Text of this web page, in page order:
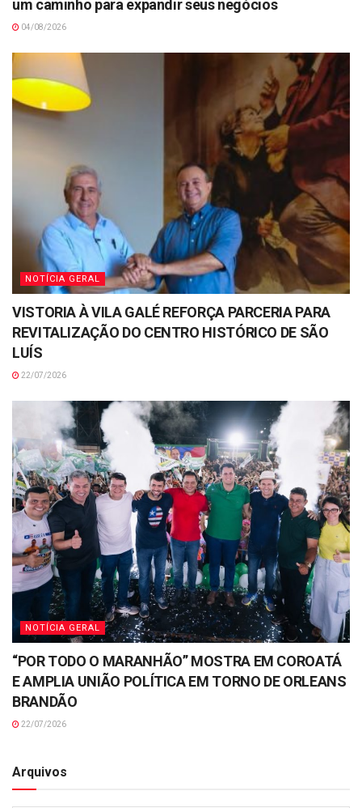
um caminho para expandir seus negócios
04/08/2026
NOTÍCIA GERAL
VISTORIA À VILA GALÉ REFORÇA PARCERIA PARA
REVITALIZAÇÃO DO CENTRO HISTÓRICO DE SÃO
LUÍS
22/07/2026
NOTÍCIA GERAL
“POR TODO O MARANHÃO” MOSTRA EM COROATÁ
E AMPLIA UNIÃO POLÍTICA EM TORNO DE ORLEANS
BRANDÃO
22/07/2026
Arquivos